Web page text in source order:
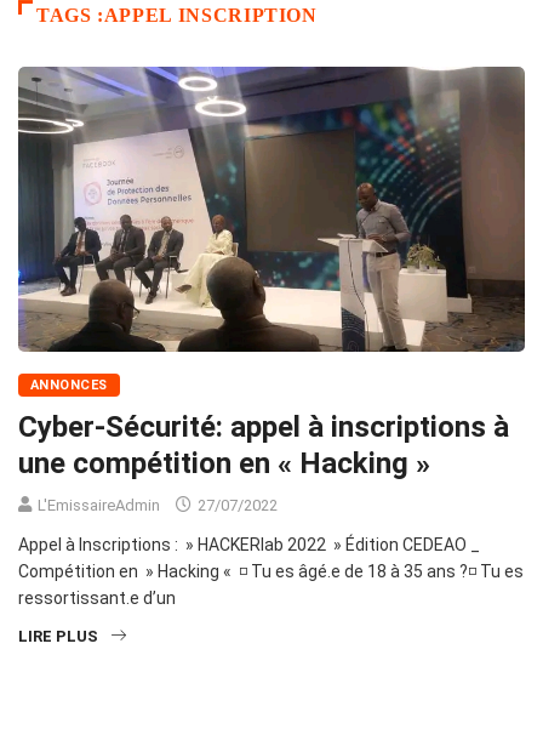
TAGS :APPEL INSCRIPTION
ANNONCES
Cyber-Sécurité: appel à inscriptions à
une compétition en « Hacking »
L'EmissaireAdmin 27/07/2022
Appel à Inscriptions : » HACKERlab 2022 » Édition CEDEAO _
Compétition en » Hacking « ◽ Tu es âgé.e de 18 à 35 ans ?◽ Tu es
ressortissant.e d’un
LIRE PLUS